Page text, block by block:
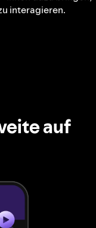
interagieren.
auf